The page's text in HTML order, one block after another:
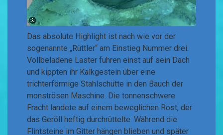
Das absolute Highlight ist nach wie vor der
sogenannte „Rüttler“ am Einstieg Nummer drei.
Vollbeladene Laster fuhren einst auf sein Dach
und kippten ihr Kalkgestein über eine
trichterförmige Stahlschütte in den Bauch der
monströsen Maschine. Die tonnenschwere
Fracht landete auf einem beweglichen Rost, der
das Geröll heftig durchrüttelte. Während die
Flintsteine im Gitter hängen blieben und später